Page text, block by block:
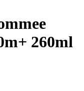
260ml